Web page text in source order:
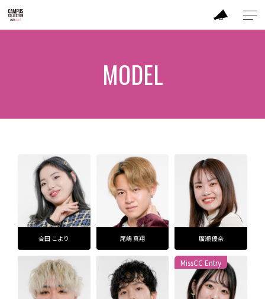
BRAND
SALON
CONTENTS
ACTOR
TIME TABLE
MODEL
合田 こより 尾嶋 真翔 廣瀬 優奈
MissCC Entry